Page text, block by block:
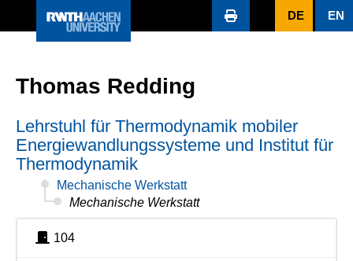
DE EN
Thomas Redding
Lehrstuhl für Thermodynamik mobiler
Energiewandlungssysteme und Institut für
Thermodynamik
Mechanische Werkstatt
Mechanische Werkstatt
104